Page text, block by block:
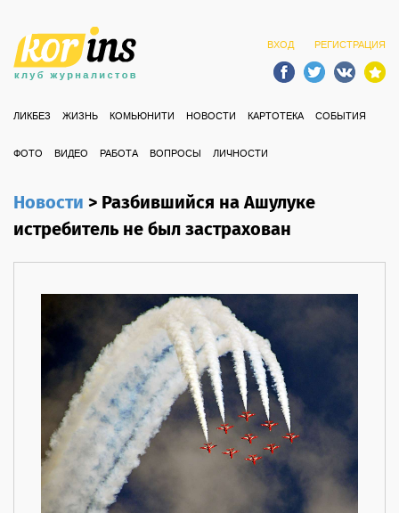
ВХОД РЕГИСТРАЦИЯ
ЛИКБЕЗ ЖИЗНЬ КОМЬЮНИТИ НОВОСТИ КАРТОТЕКА СОБЫТИЯ
ФОТО ВИДЕО РАБОТА ВОПРОСЫ ЛИЧНОСТИ
Новости>Разбившийся на Ашулуке
истребитель не был застрахован